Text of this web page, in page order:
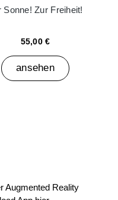
Sonne! Zur Freiheit!
55,00 €
ansehen
Augmented Reality